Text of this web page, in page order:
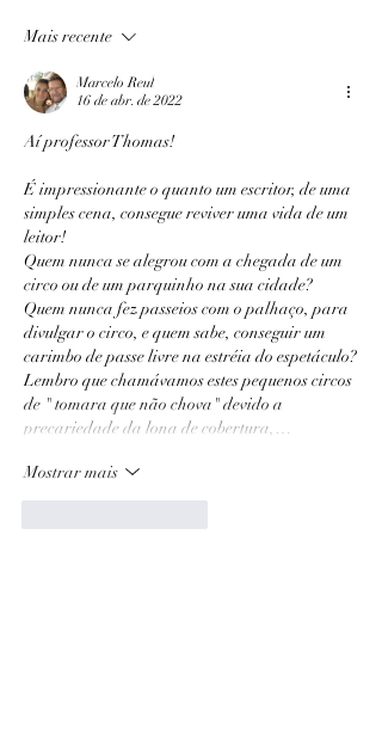
Mais recente
Marcelo Reul
16 de abr. de 2022
Aí professor Thomas!
É impressionante o quanto um escritor, de uma
simples cena, consegue reviver uma vida de um
leitor!
Quem nunca se alegrou com a chegada de um
circo ou de um parquinho na sua cidade?
Quem nunca fez passeios com o palhaço, para
divulgar o circo, e quem sabe, conseguir um
carimbo de passe livre na estréia do espetáculo?
Lembro que chamávamos estes pequenos circos
de " tomara que não chova" devido a
precariedade da lona de cobertura,…
Mostrar mais